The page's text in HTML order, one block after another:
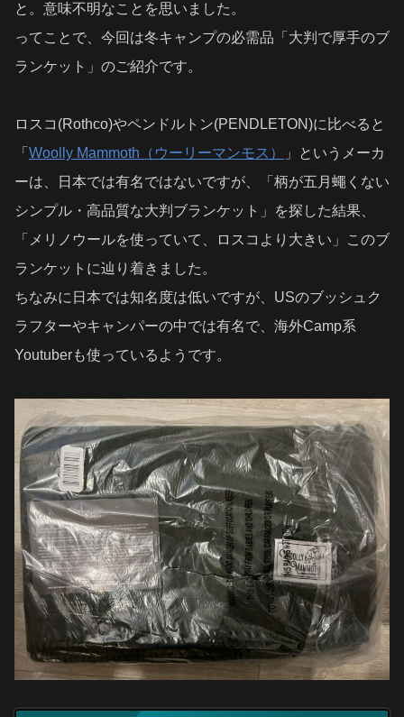
と。意味不明なことを思いました。
ってことで、今回は冬キャンプの必需品「大判で厚手のブ
ランケット」のご紹介です。
ロスコ(Rothco)やペンドルトン(PENDLETON)に比べると
「 Woolly Mammoth（ウーリーマンモス）
」というメーカ
ーは、日本では有名ではないですが、「柄が五月蠅くない
シンプル・高品質な大判ブランケット」を探した結果、
「メリノウールを使っていて、ロスコより大きい」このブ
ランケットに辿り着きました。
ちなみに日本では知名度は低いですが、USのブッシュク
ラフターやキャンパーの中では有名で、海外Camp系
Youtuberも使っているようです。